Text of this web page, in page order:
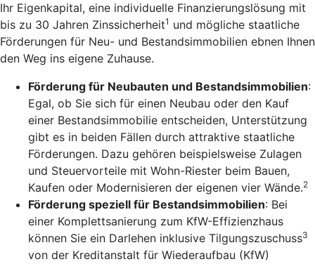
Ihr Eigenkapital, eine individuelle Finanzierungslösung mit
bis zu 30 Jahren Zinssicherheit1 und mögliche staatliche
Förderungen für Neu- und Bestandsimmobilien ebnen Ihnen
den Weg ins eigene Zuhause.
Förderung für Neubauten und Bestandsimmobilien:
Egal, ob Sie sich für einen Neubau oder den Kauf
einer Bestandsimmobilie entscheiden, Unterstützung
gibt es in beiden Fällen durch attraktive staatliche
Förderungen. Dazu gehören beispielsweise Zulagen
und Steuervorteile mit Wohn-Riester beim Bauen,
Kaufen oder Modernisieren der eigenen vier Wände.2
Förderung speziell für Bestandsimmobilien: Bei
einer Komplettsanierung zum KfW-Effizienzhaus
können Sie ein Darlehen inklusive Tilgungszuschuss3
von der Kreditanstalt für Wiederaufbau (KfW)